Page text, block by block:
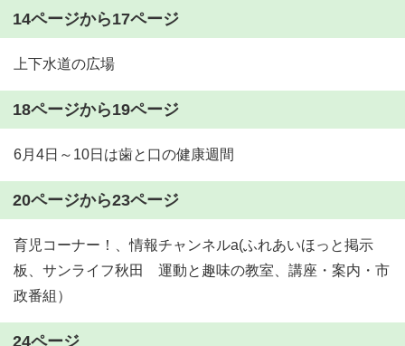
14ページから17ページ
上下水道の広場
18ページから19ページ
6月4日～10日は歯と口の健康週間
20ページから23ページ
育児コーナー！、情報チャンネルa(ふれあいほっと掲示
板、サンライフ秋田 運動と趣味の教室、講座・案内・市
政番組）
24ページ